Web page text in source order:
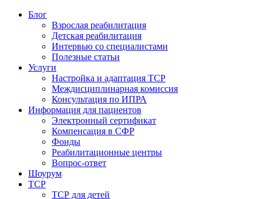
Блог
Взрослая реабилитация
Детская реабилитация
Интервью со специалистами
Полезные статьи
Услуги
Настройка и адаптация ТСР
Междисциплинарная комиссия
Консультация по ИПРА
Информация для пациентов
Электронный сертификат
Компенсация в СФР
Фонды
Реабилитационные центры
Вопрос-ответ
Шоурум
ТСР
ТСР для детей